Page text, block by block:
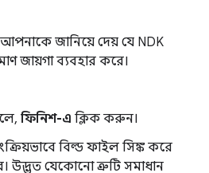
জানিয়ে দেয় যে NDK
জায়গা ব্যবহার করে।
ফিনিশ-এ ক্লিক করুন।
বিল্ড ফাইল সিঙ্ক করে
উদ্ভূত যেকোনো ত্রুটি সমাধান